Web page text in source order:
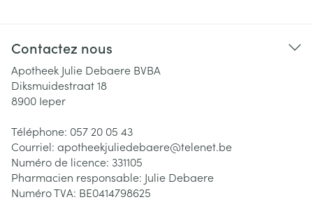
Contactez nous
Apotheek Julie Debaere BVBA
Diksmuidestraat 18
8900 Ieper
Téléphone: 057 20 05 43
Courriel: apotheekjuliedebaere@telenet.be
Numéro de licence: 331105
Pharmacien responsable: Julie Debaere
Numéro TVA: BE0414798625